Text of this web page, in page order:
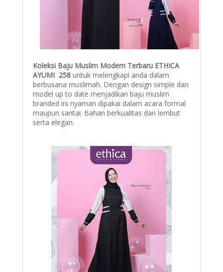
Koleksi Baju Muslim Modern Terbaru ETHICA
AYUMI 258 untuk melengkapi anda dalam
berbusana muslimah. Dengan design simple dan
model up to date menjadikan baju muslim
branded ini nyaman dipakai dalam acara formal
maupun santai. Bahan berkualitas dan lembut
serta elegan.